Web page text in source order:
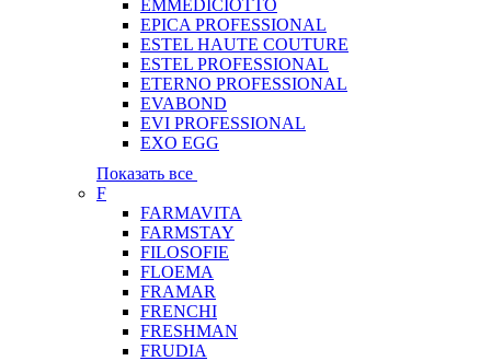
EMMEDICIOTTO
EPICA PROFESSIONAL
ESTEL HAUTE COUTURE
ESTEL PROFESSIONAL
ETERNO PROFESSIONAL
EVABOND
EVI PROFESSIONAL
EXO EGG
Показать все
F
FARMAVITA
FARMSTAY
FILOSOFIE
FLOEMA
FRAMAR
FRENCHI
FRESHMAN
FRUDIA